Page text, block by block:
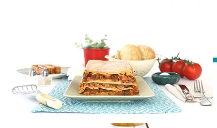
Patatas rellenas de salchichas
Martes
Ensalada de cuscús y tubérculos|Alitas de pollo